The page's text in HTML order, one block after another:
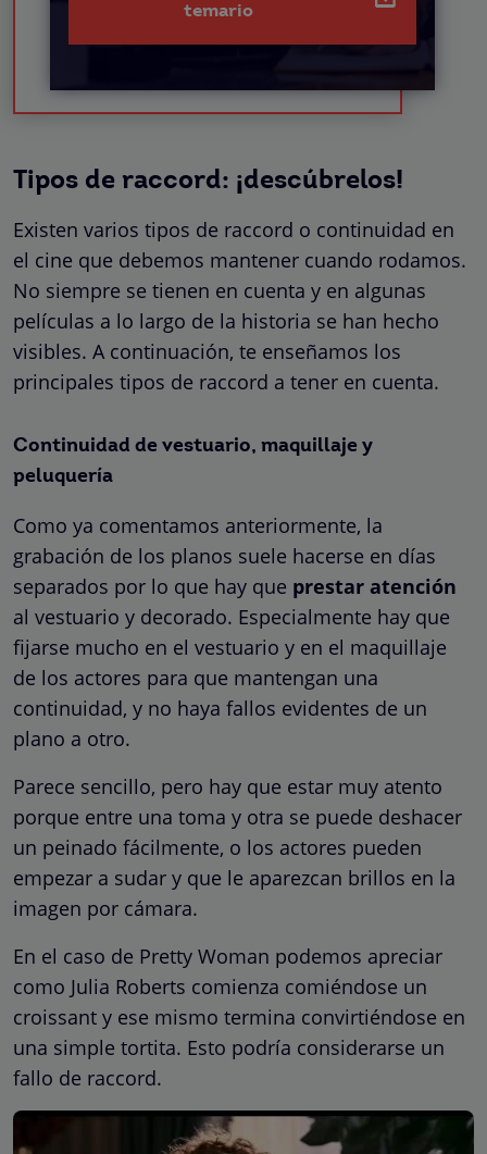
temario
Tipos de raccord: ¡descúbrelos!
Existen varios tipos de raccord o continuidad en
el cine que debemos mantener cuando rodamos.
No siempre se tienen en cuenta y en algunas
películas a lo largo de la historia se han hecho
visibles. A continuación, te enseñamos los
principales tipos de raccord a tener en cuenta.
Continuidad de vestuario, maquillaje y
peluquería
Como ya comentamos anteriormente, la
grabación de los planos suele hacerse en días
separados por lo que hay que prestar atención
al vestuario y decorado. Especialmente hay que
fijarse mucho en el vestuario y en el maquillaje
de los actores para que mantengan una
continuidad, y no haya fallos evidentes de un
plano a otro.
Parece sencillo, pero hay que estar muy atento
porque entre una toma y otra se puede deshacer
un peinado fácilmente, o los actores pueden
empezar a sudar y que le aparezcan brillos en la
imagen por cámara.
En el caso de Pretty Woman podemos apreciar
como Julia Roberts comienza comiéndose un
croissant y ese mismo termina convirtiéndose en
una simple tortita. Esto podría considerarse un
fallo de raccord.